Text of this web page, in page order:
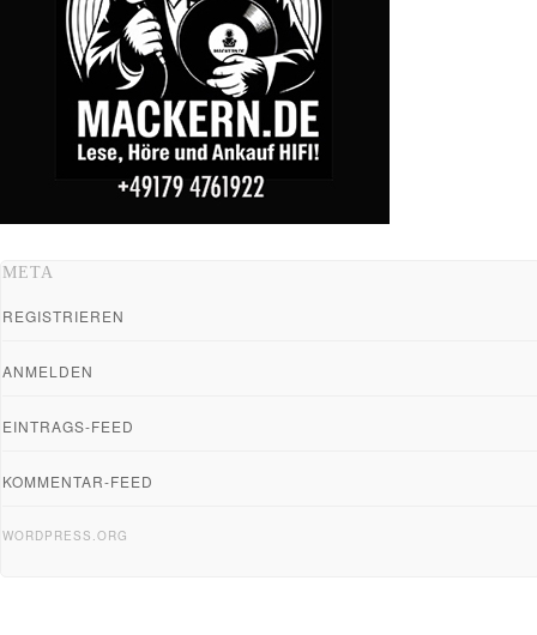
META
REGISTRIEREN
ANMELDEN
EINTRAGS-FEED
KOMMENTAR-FEED
WORDPRESS.ORG